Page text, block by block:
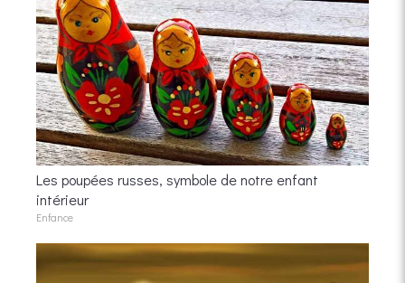
Les poupées russes, symbole de notre enfant
intérieur
Enfance